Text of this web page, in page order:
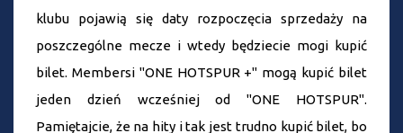
klubu pojawią się daty rozpoczęcia sprzedaży na
poszczególne mecze i wtedy będziecie mogi kupić
bilet. Membersi "ONE HOTSPUR +" mogą kupić bilet
jeden dzień wcześniej od "ONE HOTSPUR".
Pamiętajcie, że na hity i tak jest trudno kupić bilet, bo